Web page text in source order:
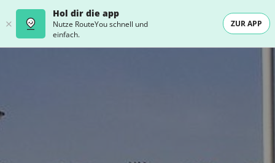
Hol dir die app
Nutze RouteYou schnell und
einfach.
ZUR APP